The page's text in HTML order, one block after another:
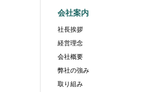
会社案内
社長挨拶
経営理念
会社概要
弊社の強み
取り組み